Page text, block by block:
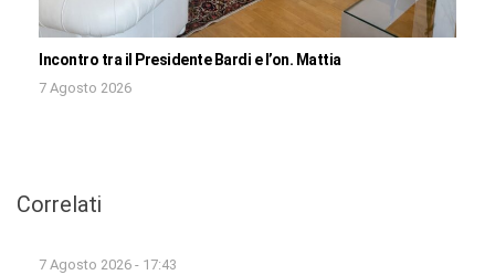
Incontro tra il Presidente Bardi e l’on. Mattia
7 Agosto 2026
Correlati
7 Agosto 2026 - 17:43